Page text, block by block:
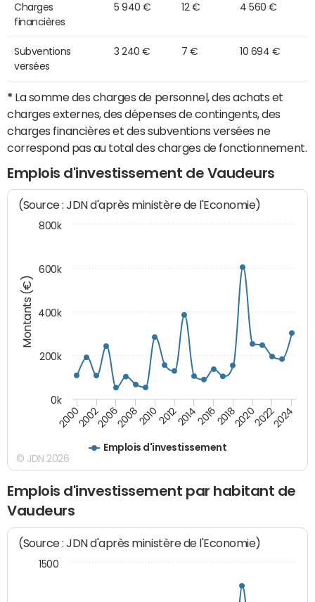
Charges
financières
5 940 € 12 € 4 560 €
Subventions
versées
3 240 € 7 € 10 694 €
* La somme des charges de personnel, des achats et
charges externes, des dépenses de contingents, des
charges financières et des subventions versées ne
correspond pas au total des charges de fonctionnement.
Emplois d'investissement de Vaudeurs
Montants (€)
(Source : JDN d'après ministère de l'Economie)
Emplois d'investissement
200020022006200820102012201420162018202020222024
0k
200k
400k
600k
800k
© JDN 2026
Emplois d'investissement par habitant de
Vaudeurs
(Source : JDN d'après ministère de l'Economie)
1500